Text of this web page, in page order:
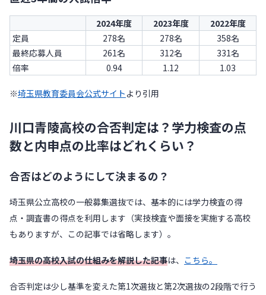
2024年度 2023年度
2022年度
定員
278名 278名
358名
最終応募人員
261名 312名
331名
倍率
0.94 1.12 1.03
※埼玉県教育委員会公式サイト より引用
川口青陵高校の合否判定は？学力検査の点
数と内申点の比率はどれくらい？
合否はどのようにして決まるの？
埼玉県公立高校の一般募集選抜では、基本的には学力検査の得
点・調査書の得点を利用します（実技検査や面接を実施する高校
もありますが、この記事では省略します）。
埼玉県の高校入試の仕組みを解説した記事は、 こちら。
合否判定は少し基準を変えた第1次選抜と第2次選抜の2段階で行う